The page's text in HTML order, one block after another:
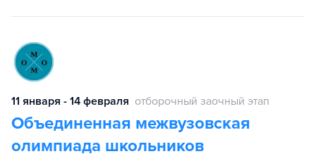
11 января - 14 февраля отборочный заочный этап
Объединенная межвузовская
олимпиада школьников